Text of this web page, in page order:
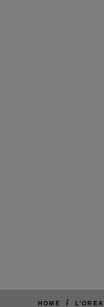
HOME /